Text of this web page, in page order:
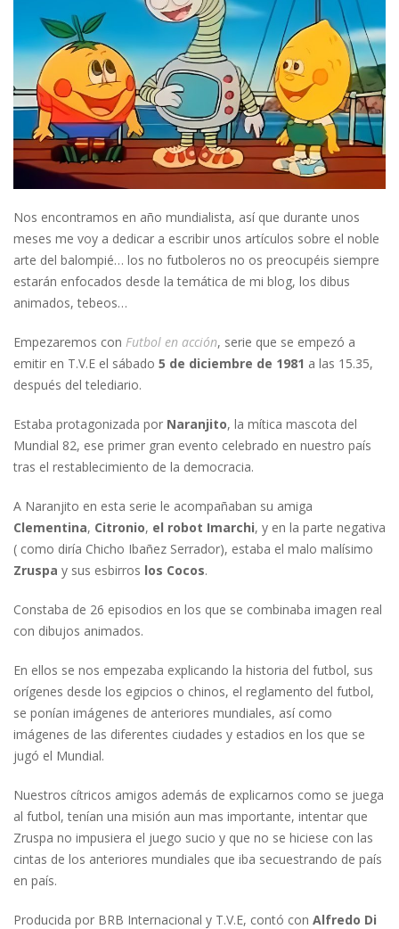
Nos encontramos en año mundialista, así que durante unos
meses me voy a dedicar a escribir unos artículos sobre el noble
arte del balompié… los no futboleros no os preocupéis siempre
estarán enfocados desde la temática de mi blog, los dibus
animados, tebeos…
Empezaremos con Futbol en acción, serie que se empezó a
emitir en T.V.E el sábado 5 de diciembre de 1981 a las 15.35,
después del telediario.
Estaba protagonizada por Naranjito, la mítica mascota del
Mundial 82, ese primer gran evento celebrado en nuestro país
tras el restablecimiento de la democracia.
A Naranjito en esta serie le acompañaban su amiga
Clementina, Citronio, el robot Imarchi, y en la parte negativa
( como diría Chicho Ibañez Serrador), estaba el malo malísimo
Zruspa y sus esbirros los Cocos.
Constaba de 26 episodios en los que se combinaba imagen real
con dibujos animados.
En ellos se nos empezaba explicando la historia del futbol, sus
orígenes desde los egipcios o chinos, el reglamento del futbol,
se ponían imágenes de anteriores mundiales, así como
imágenes de las diferentes ciudades y estadios en los que se
jugó el Mundial.
Nuestros cítricos amigos además de explicarnos como se juega
al futbol, tenían una misión aun mas importante, intentar que
Zruspa no impusiera el juego sucio y que no se hiciese con las
cintas de los anteriores mundiales que iba secuestrando de país
en país.
Producida por BRB Internacional y T.V.E, contó con Alfredo Di